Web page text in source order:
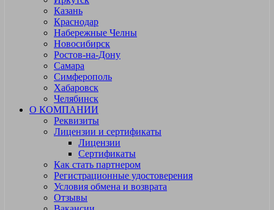
Казань
Краснодар
Набережные Челны
Новосибирск
Ростов-на-Дону
Самара
Симферополь
Хабаровск
Челябинск
О КОМПАНИИ
Реквизиты
Лицензии и сертификаты
Лицензии
Сертификаты
Как стать партнером
Регистрационные удостоверения
Условия обмена и возврата
Отзывы